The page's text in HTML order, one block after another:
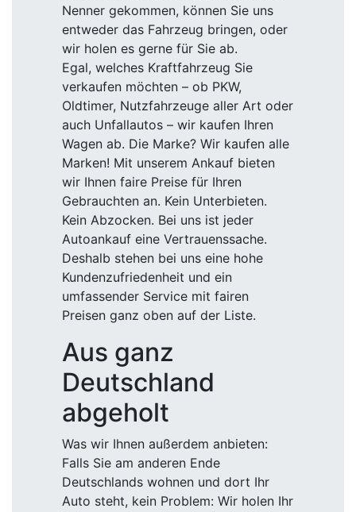
Nenner gekommen, können Sie uns
entweder das Fahrzeug bringen, oder
wir holen es gerne für Sie ab.
Egal, welches Kraftfahrzeug Sie
verkaufen möchten – ob PKW,
Oldtimer, Nutzfahrzeuge aller Art oder
auch Unfallautos – wir kaufen Ihren
Wagen ab. Die Marke? Wir kaufen alle
Marken! Mit unserem Ankauf bieten
wir Ihnen faire Preise für Ihren
Gebrauchten an. Kein Unterbieten.
Kein Abzocken. Bei uns ist jeder
Autoankauf eine Vertrauenssache.
Deshalb stehen bei uns eine hohe
Kundenzufriedenheit und ein
umfassender Service mit fairen
Preisen ganz oben auf der Liste.
Aus ganz
Deutschland
abgeholt
Was wir Ihnen außerdem anbieten:
Falls Sie am anderen Ende
Deutschlands wohnen und dort Ihr
Auto steht, kein Problem: Wir holen Ihr